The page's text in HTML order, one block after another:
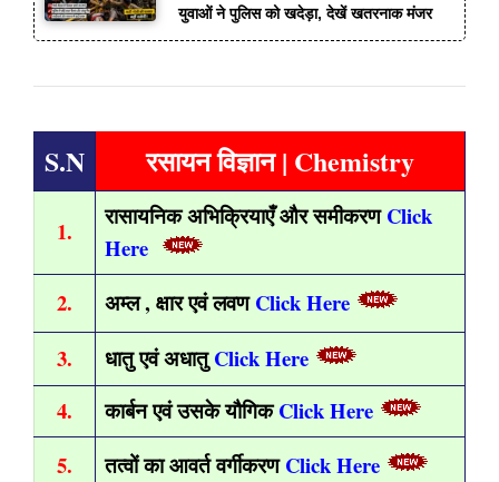
युवाओं ने पुलिस को खदेड़ा, देखें खतरनाक मंजर
S.N रसायन विज्ञान | Chemistry
1.
रासायनिक अभिक्रियाएँ और समीकरणClick
Here
2.
अम्ल , क्षार एवं लवणClick Here
3.
धातु एवं अधातुClick Here
4.
कार्बन एवं उसके यौगिकClick Here
5.
तत्वों का आवर्त वर्गीकरणClick Here